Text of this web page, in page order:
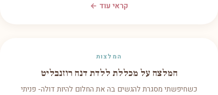
קראי עוד ←
המלצות
המלצה על מכללת ללדת דנה רוזנבליט
כשחיפשתי מסגרת להגשים בה את החלום להיות דולה- פניתי